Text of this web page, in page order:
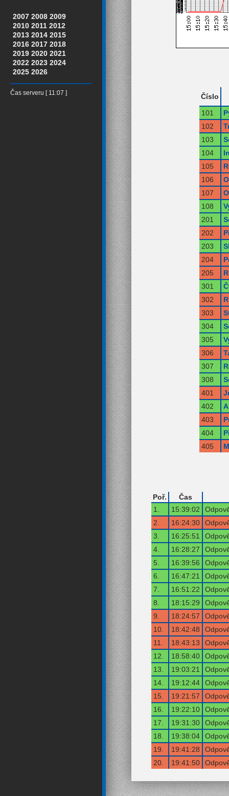
2007 2008 2009
2010 2011 2012
2013 2014 2015
2016 2017 2018
2019 2020 2021
2022 2023 2024
2025 2026
Čas serveru [ 11:07 ]
Číslo
101
102
103
104
105
106
107
108
201
202
203
204
205
301
302
303
304
305
306
307
308
401
402
403
404
405
Poř.
Čas
1.
15:39:02
2.
16:24:30
3.
16:25:51
4.
16:28:27
5.
16:39:56
6.
16:47:21
7.
16:51:22
8.
18:15:29
9.
18:24:57
10.
18:42:48
11.
18:43:13
12.
18:58:40
13.
19:03:21
14.
19:12:44
15.
19:21:57
16.
19:22:10
17.
19:31:30
18.
19:38:04
19.
19:41:28
20.
19:41:50